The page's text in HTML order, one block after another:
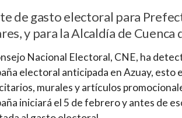
de gasto electoral para
y para la Alcaldía de
Nacional Electoral, CNE, ha
electoral anticipada en Azuay, esto
murales y artículos
iniciará el 5 de febrero y antes de